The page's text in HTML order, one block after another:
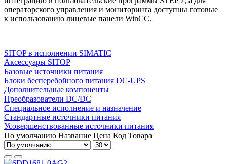
операторского управления и мониторинга доступны готовые
к использованию лицевые панели WinCC.
SITOP в исполнении SIMATIC
Аксессуары SITOP
Базовые источники питания
Блоки бесперебойного питания DC-UPS
Дополнительные компоненты
Преобразователи DC/DC
Специальное исполнение и назначение
Стандартные источники питания
Усовершенствованные источники питания
По умолчанию Название Цена Код Товара